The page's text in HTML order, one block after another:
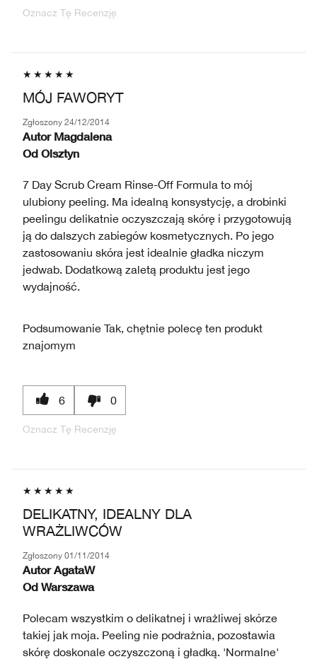
Oznacz Tę Recenzję
MÓJ FAWORYT
Zgłoszony 24/12/2014
Autor Magdalena
Od Olsztyn
7 Day Scrub Cream Rinse-Off Formula to mój
ulubiony peeling. Ma idealną konsystycję, a drobinki
peelingu delikatnie oczyszczają skórę i przygotowują
ją do dalszych zabiegów kosmetycznych. Po jego
zastosowaniu skóra jest idealnie gładka niczym
jedwab. Dodatkową zaletą produktu jest jego
wydajność.
Podsumowanie Tak, chętnie polecę ten produkt
znajomym
6 0
Oznacz Tę Recenzję
DELIKATNY, IDEALNY DLA
WRAŻLIWCÓW
Zgłoszony 01/11/2014
Autor AgataW
Od Warszawa
Polecam wszystkim o delikatnej i wrażliwej skórze
takiej jak moja. Peeling nie podrażnia, pozostawia
skórę doskonale oczyszczoną i gładką. 'Normalne'